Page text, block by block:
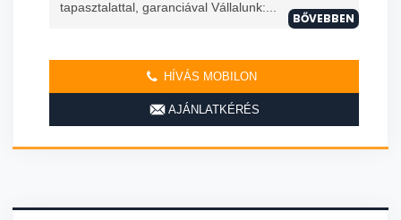
tapasztalattal, garanciával Vállalunk:...
BŐVEBBEN
HÍVÁS MOBILON
AJÁNLATKÉRÉS